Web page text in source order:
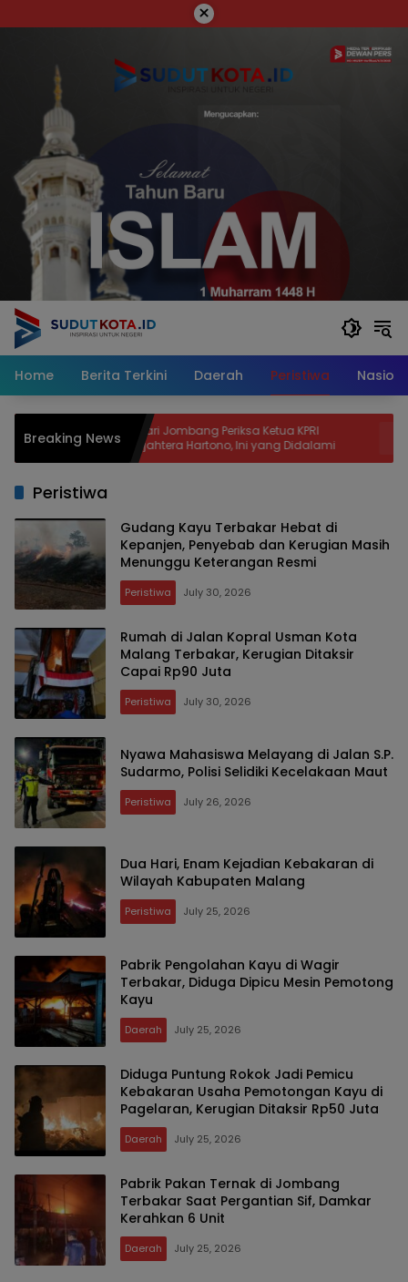
to
×
Home Berita Terkini Daerah Peristiwa
Breaking NewsKejari Jombang Periksa Ketua KPRI
Sejahtera Hartono, Ini yang Didalami
Peristiwa
Gudang Kayu Terbakar Hebat di
Kepanjen, Penyebab dan Kerugian Masih
Menunggu Keterangan Resmi
Peristiwa July 30, 2026
Rumah di Jalan Kopral Usman Kota
Malang Terbakar, Kerugian Ditaksir
Capai Rp90 Juta
Peristiwa July 30, 2026
Nyawa Mahasiswa Melayang di Jalan S.P.
Sudarmo, Polisi Selidiki Kecelakaan Maut
Peristiwa July 26, 2026
Dua Hari, Enam Kejadian Kebakaran di
Wilayah Kabupaten Malang
Peristiwa July 25, 2026
Pabrik Pengolahan Kayu di Wagir
Terbakar, Diduga Dipicu Mesin Pemotong
Kayu
Daerah July 25, 2026
Diduga Puntung Rokok Jadi Pemicu
Kebakaran Usaha Pemotongan Kayu di
Pagelaran, Kerugian Ditaksir Rp50 Juta
Daerah July 25, 2026
Pabrik Pakan Ternak di Jombang
Terbakar Saat Pergantian Sif, Damkar
Kerahkan 6 Unit
Daerah July 25, 2026